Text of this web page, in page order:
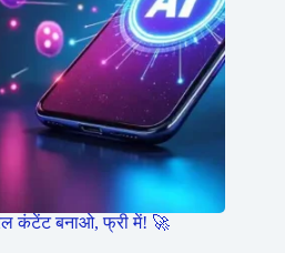
कंटेंट बनाओ, फ्री में! 🚀